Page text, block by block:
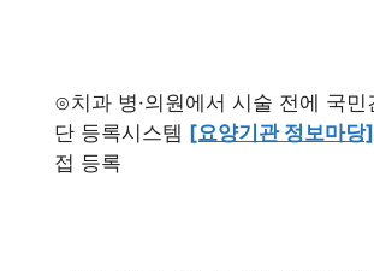
⊙치과 병·의원에서 시술 전에 국민
단 등록시스템 [요양기관 정보마당]
접 등록